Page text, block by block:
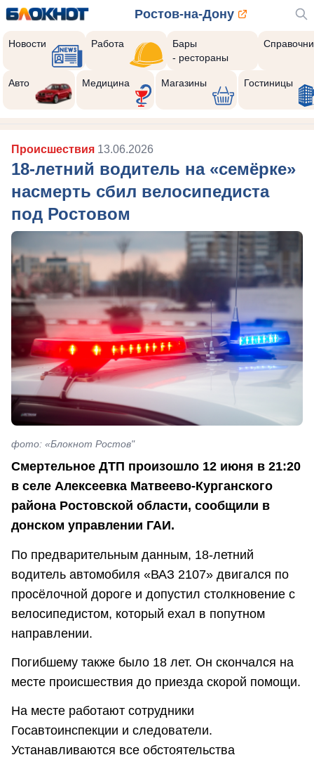
Ростов-на-Дону
Новости Работа
Бары
- рестораны
Авто Медицина Магазины Гостиницы
Происшествия 13.06.2026
18-летний водитель на «семёрке»
насмерть сбил велосипедиста
под Ростовом
фото: «Блокнот Ростов"
Смертельное ДТП произошло 12 июня в 21:20
в селе Алексеевка Матвеево-Курганского
района Ростовской области, сообщили в
донском управлении ГАИ.
По предварительным данным, 18-летний
водитель автомобиля «ВАЗ 2107» двигался по
просёлочной дороге и допустил столкновение с
велосипедистом, который ехал в попутном
направлении.
Погибшему также было 18 лет. Он скончался на
месте происшествия до приезда скорой помощи.
На месте работают сотрудники
Госавтоинспекции и следователи.
Устанавливаются все обстоятельства